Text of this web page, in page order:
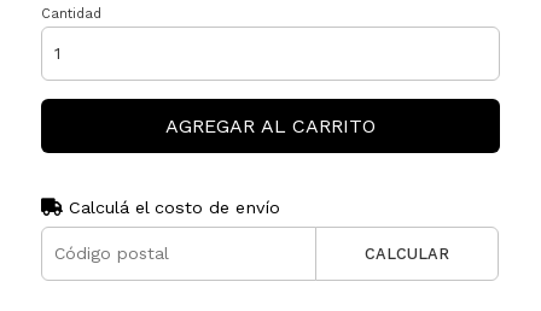
Cantidad
AGREGAR AL CARRITO
Calculá el costo de envío
CALCULAR